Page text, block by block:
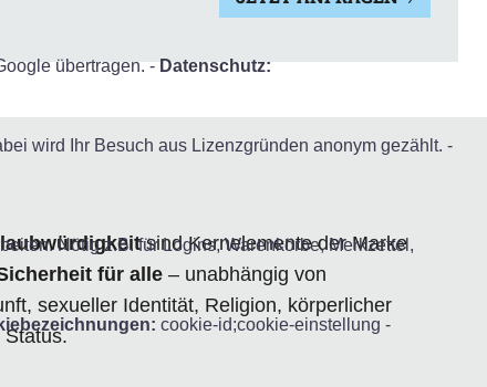
übertragen. -Datenschutz:
wird Ihr Besuch aus Lizenzgründen anonym gezählt. -
Nötig z.B. für Logins, Warenkörbe, Merkzettel,
cookie-id;cookie-einstellung -
sind Kernelemente der Marke
für alle – unabhängig von
sexueller Identität, Religion, körperlicher
Status.